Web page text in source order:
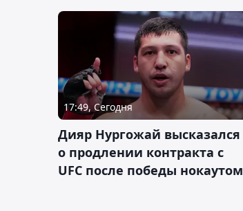
17:49, Сегодня
Дияр Нургожай высказался
о продлении контракта с
UFC после победы нокаутом